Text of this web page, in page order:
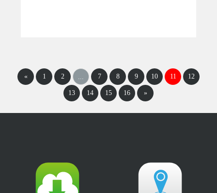
« 1 2 ... 7 8 9 10 11 12
13 14 15 16 »